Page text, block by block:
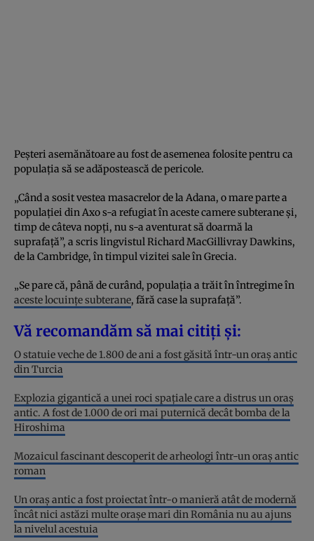
Peșteri asemănătoare au fost de asemenea folosite pentru ca
populația să se adăpostească de pericole.
„Când a sosit vestea masacrelor de la Adana, o mare parte a
populației din Axo s-a refugiat în aceste camere subterane și,
timp de câteva nopți, nu s-a aventurat să doarmă la
suprafață”, a scris lingvistul Richard MacGillivray Dawkins,
de la Cambridge, în timpul vizitei sale în Grecia.
„Se pare că, până de curând, populația a trăit în întregime în
aceste locuințe subterane, fără case la suprafață”.
Vă recomandăm să mai citiți și:
O statuie veche de 1.800 de ani a fost găsită într-un oraș antic
din Turcia
Explozia gigantică a unei roci spațiale care a distrus un oraș
antic. A fost de 1.000 de ori mai puternică decât bomba de la
Hiroshima
Mozaicul fascinant descoperit de arheologi într-un oraş antic
roman
Un oraş antic a fost proiectat într-o manieră atât de modernă
încât nici astăzi multe oraşe mari din România nu au ajuns
la nivelul acestuia